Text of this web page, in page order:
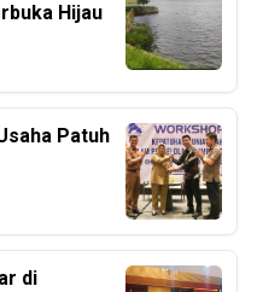
Hijau
Patuh
di